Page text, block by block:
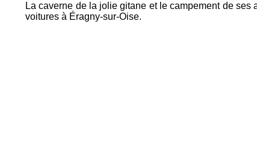
La caverne de la jolie gitane et le campement de
voitures à Éragny-sur-Oise.